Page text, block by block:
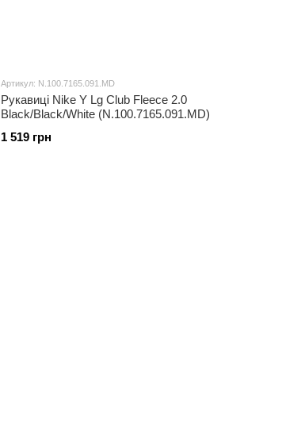
Артикул: N.100.7165.091.MD
Рукавиці Nike Y Lg Club Fleece 2.0
Black/Black/White (N.100.7165.091.MD)
1 519 грн